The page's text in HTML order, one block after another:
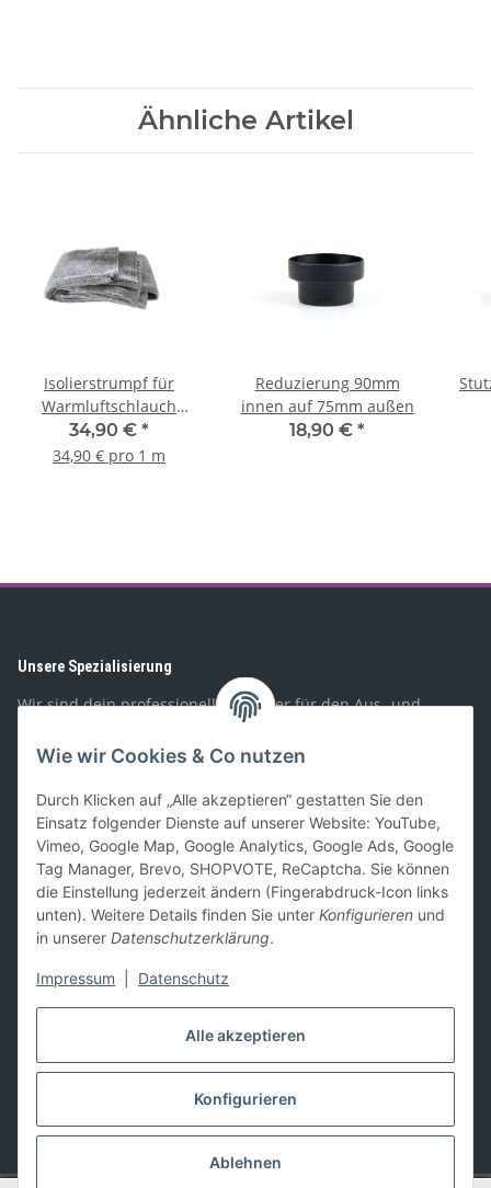
Alle akzeptieren
Konfigurieren
Ablehnen
Wie wir Cookies & Co nutzen
Durch Klicken auf „Alle akzeptieren“ gestatten Sie den
Einsatz folgender Dienste auf unserer Website: YouTube,
Vimeo, Google Map, Google Analytics, Google Ads, Google
Tag Manager, Brevo, SHOPVOTE, ReCaptcha. Sie können
die Einstellung jederzeit ändern (Fingerabdruck-Icon links
unten). Weitere Details finden Sie unter Konfigurieren und
in unserer Datenschutzerklärung.
Impressum Datenschutz
Ähnliche Artikel
Isolierstrumpf für
Warmluftschlauch
90mm, 2m
34,90 € *
34,90 € pro 1 m
Reduzierung 90mm
innen auf 75mm außen
18,90 € *
Unsere Spezialisierung
Wir sind dein professioneller Partner für den Aus- und
Umbau von Wohnmobilen, Booten, Geländewagen,
Spezialfahrzeugen, und PKW-Anhängern. Mit unserem
Geschäftskunden.
Gesetzliches
Informationen
Vertrag widerrufen